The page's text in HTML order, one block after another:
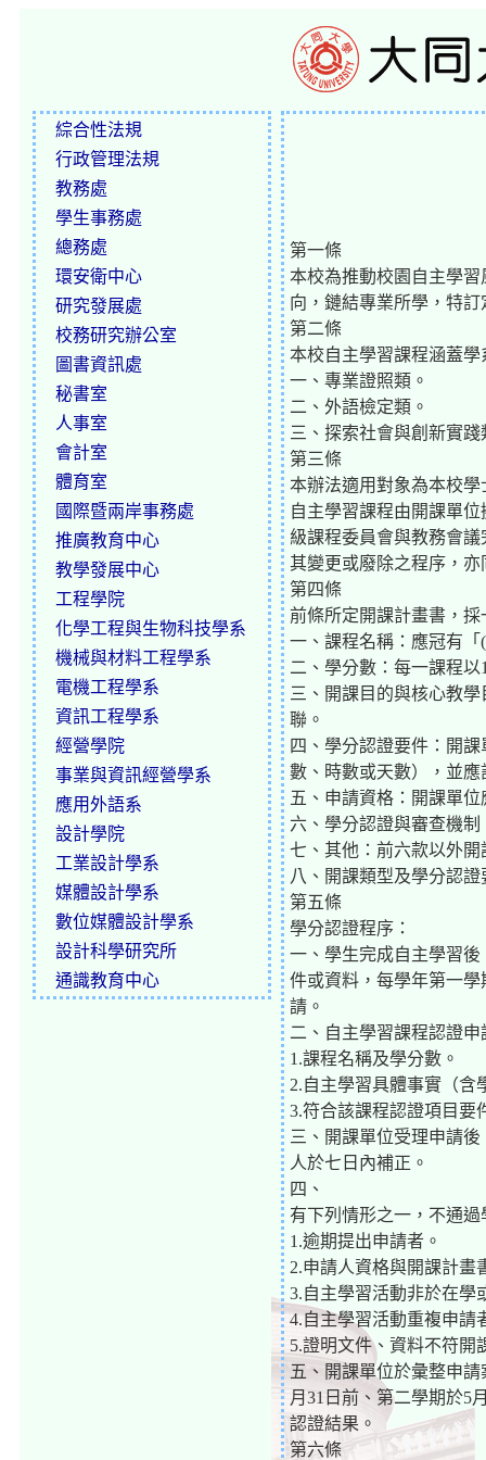
綜合性法規
行政管理法規
教務處
學生事務處
總務處
環安衛中心
研究發展處
校務研究辦公室
圖書資訊處
秘書室
人事室
會計室
體育室
國際暨兩岸事務處
推廣教育中心
教學發展中心
工程學院
化學工程與生物科技學系
機械與材料工程學系
電機工程學系
資訊工程學系
經營學院
事業與資訊經營學系
應用外語系
設計學院
工業設計學系
媒體設計學系
數位媒體設計學系
設計科學研究所
通識教育中心
第一條
本校為推動校園自主學
向，鏈結專業所學，特
第二條
本校自主學習課程涵蓋
一、專業證照類。
二、外語檢定類。
三、探索社會與創新實踐
第三條
本辦法適用對象為本校
自主學習課程由開課單
級課程委員會與教務會
其變更或廢除之程序，亦
第四條
前條所定開課計畫書，
一、課程名稱：應冠有「
二、學分數：每一課程
三、開課目的與核心教
聯。
四、學分認證要件：開
數、時數或天數），並
五、申請資格：開課單
六、學分認證與審查機
七、其他：前六款以外
八、開課類型及學分認
第五條
學分認證程序：
一、學生完成自主學習
件或資料，每學年第一
請。
二、自主學習課程認證
1.課程名稱及學分數。
2.自主學習具體事實（含
3.符合該課程認證項目要
三、開課單位受理申請
人於七日內補正。
四、
有下列情形之一，不通過
1.逾期提出申請者。
2.申請人資格與開課計畫
3.自主學習活動非於在學
4.自主學習活動重複申請
5.證明文件、資料不符開
五、開課單位於彙整申
月31日前、第二學期於5
認證結果。
第六條